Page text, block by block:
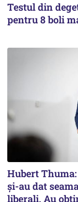
Testul din
pentru 8 boli
Hubert
și-au dat
liberali. Au